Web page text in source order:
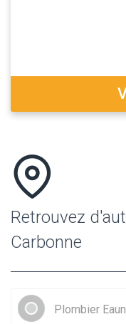
Retrouvez
Carbonne
Plombier